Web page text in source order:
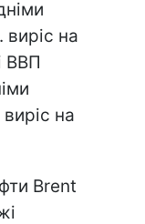
виріс на
ВВП
на
Brent